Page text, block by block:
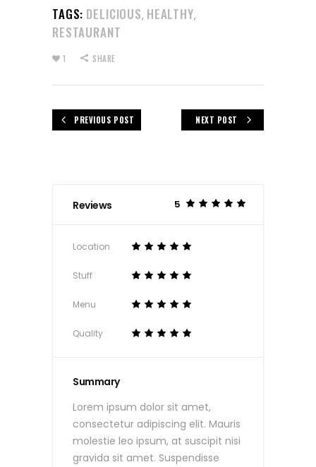
TAGS: DELICIOUS, HEALTHY,
RESTAURANT
1 SHARE
PREVIOUS POST NEXT POST
Reviews 5
Location
Stuff
Menu
Quality
Summary
Lorem ipsum dolor sit amet,
consectetur adipiscing elit. Mauris
molestie leo ipsum, at suscipit nisi
gravida sit amet. Suspendisse